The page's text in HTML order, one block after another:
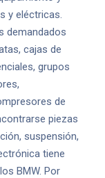
y eléctricas.
demandados
cajas de
grupos
de
piezas
suspensión,
tiene
BMW. Por